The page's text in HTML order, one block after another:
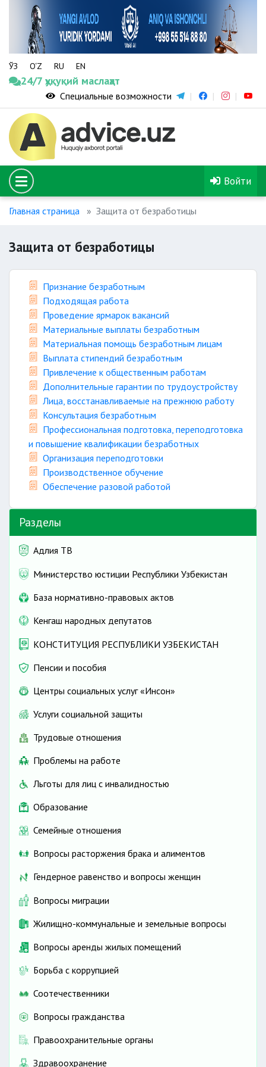
ЎЗ O‘Z RU EN
24/7 ҳуқуқий маслаҳат
Специальные возможности
Войти
Главная страница Защита от безработицы
Защита от безработицы
Признание безработным
Подходящая работа
Проведение ярмарок вакансий
Материальные выплаты безработным
Материальная помощь безработным лицам
Выплата стипендий безработным
Привлечение к общественным работам
Дополнительные гарантии по трудоустройству
Лица, восстанавливаемые на прежнюю работу
Консультация безработным
Профессиональная подготовка, переподготовка
и повышение квалификации безработных
Организация переподготовки
Производственное обучение
Обеспечение разовой работой
Разделы
Адлия ТВ
Министерство юстиции Республики Узбекистан
База нормативно-правовых актов
Кенгаш народных депутатов
КОНСТИТУЦИЯ РЕСПУБЛИКИ УЗБЕКИСТАН
Пенсии и пособия
Центры социальных услуг «Инсон»
Услуги социальной защиты
Трудовые отношения
Проблемы на работе
Льготы для лиц с инвалидностью
Образование
Семейные отношения
Вопросы расторжения брака и алиментов
Гендерное равенство и вопросы женщин
Вопросы миграции
Жилищно-коммунальные и земельные вопросы
Вопросы аренды жилых помещений
Борьба с коррупцией
Соотечественники
Вопросы гражданства
Правоохранительные органы
Здравоохранение